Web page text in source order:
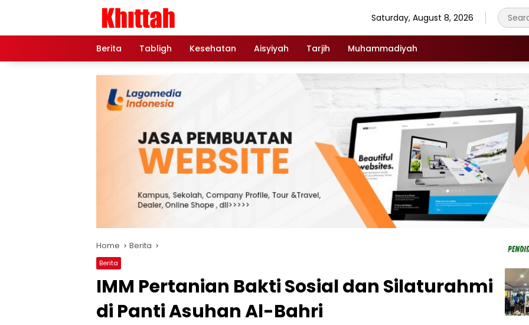
Saturday, August 8, 2026
Berita Tabligh Kesehatan Aisyiyah Tarjih Muhammadiyah
Home Berita
Berita
IMM Pertanian Bakti Sosial dan Silaturahmi
di Panti Asuhan Al-Bahri